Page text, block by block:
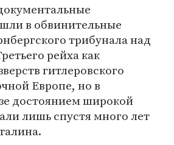
в обвинительные
трибунала над
рейха как
гитлеровского
Европе, но в
достоянием широкой
лишь спустя много лет